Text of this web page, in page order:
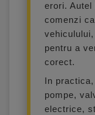
erori. Autel
comenzi
pentru a
corect.
In
pompe,
electrice,